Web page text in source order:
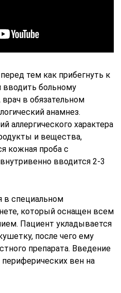
тем как прибегнуть к
больному
в обязательном
анамнез.
аллергического характера
и вещества,
кожная проба с
вводится 2-3
в специальном
который оснащен всем
Пациент укладывается
после чего ему
препарата. Введение
вен на